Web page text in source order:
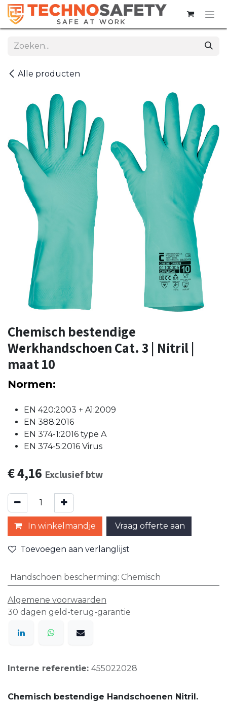
Overslaan naar inhoud
Alle producten
Chemisch bestendige
Werkhandschoen Cat. 3 | Nitril |
maat 10
Normen:
EN 420:2003 + A1:2009
EN 388:2016
EN 374-1:2016 type A
EN 374-5:2016 Virus
€4,16 Exclusief btw
In winkelmandje Vraag offerte aan
Toevoegen aan verlanglijst
Handschoen bescherming: Chemisch
Algemene voorwaarden
30 dagen geld-terug-garantie
Interne referentie: 455022028
Chemisch bestendige Handschoenen Nitril.